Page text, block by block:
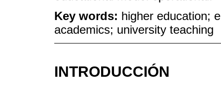
Key words: higher education;
academics; university teaching
INTRODUCCIÓN